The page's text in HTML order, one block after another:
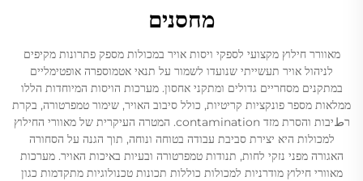
מחסנים
מאוורר חילוץ מקצועי לספקי ויסות אויר במכולות מספק פתרונות מקיפים
לניהול אויר תעשייתי שנועדו לשמור על תנאי אטמוספרה אופטימליים
במתקנים מסחריים גדולים ומתקני אחסון. מערכות הויסות המיוחדות הללו
ממלאות מספר פונקציות קריטיות, כולל סיבוב האויר, שימור טמפרטורה, בקרת
רطיבות והסרת מזד contamination. המטרה העיקרית של מאוורי החילוץ
למכולות היא יצירת סביבת עבודה בטוחה ונוחה, תוך הגנה על הסחורה
האגורה מפני נזקי לחות, תנודות טמפרטורה ובעיות באיכות האויר. מערכות
מאוורי חילוץ מודרניות למכולות כוללות תכונות טכנולוגיות מתקדמות כגון